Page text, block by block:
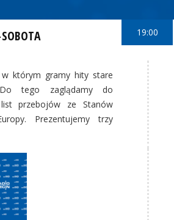
którym gramy hity stare
tego zaglądamy do
przebojów ze Stanów
Prezentujemy trzy
19:00